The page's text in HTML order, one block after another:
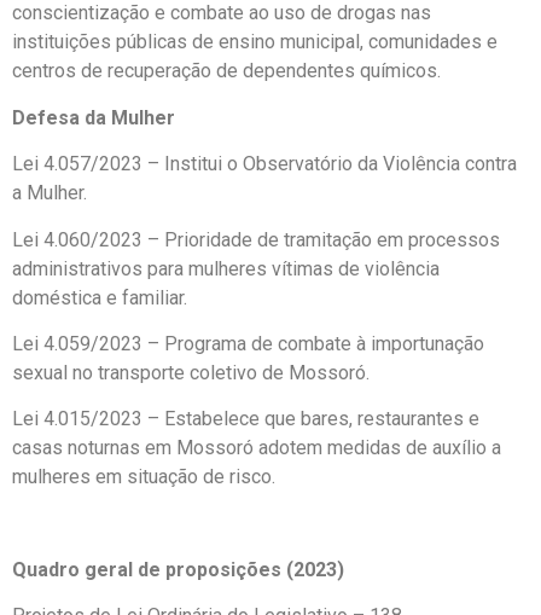
conscientização e combate ao uso de drogas nas
instituições públicas de ensino municipal, comunidades e
centros de recuperação de dependentes químicos.
Defesa da Mulher
Lei 4.057/2023 – Institui o Observatório da Violência contra
a Mulher.
Lei 4.060/2023 – Prioridade de tramitação em processos
administrativos para mulheres vítimas de violência
doméstica e familiar.
Lei 4.059/2023 – Programa de combate à importunação
sexual no transporte coletivo de Mossoró.
Lei 4.015/2023 – Estabelece que bares, restaurantes e
casas noturnas em Mossoró adotem medidas de auxílio a
mulheres em situação de risco.
Quadro geral de proposições (2023)